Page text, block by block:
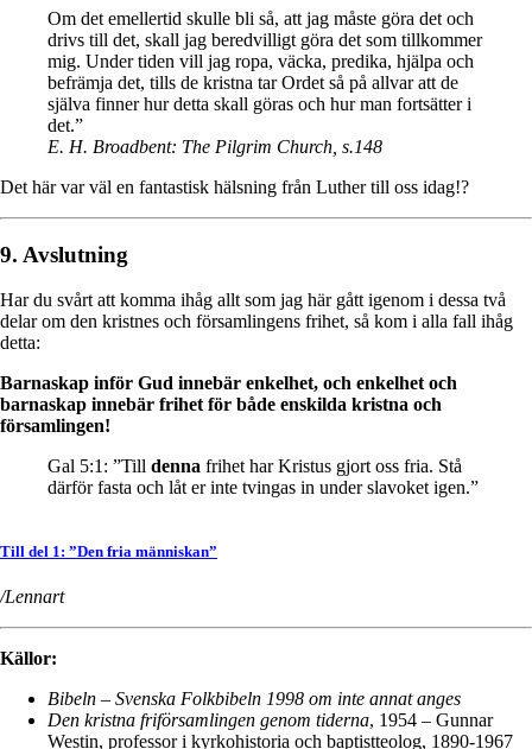
Om det emellertid skulle bli så, att jag måste göra det och
drivs till det, skall jag beredvilligt göra det som tillkommer
mig. Under tiden vill jag ropa, väcka, predika, hjälpa och
befrämja det, tills de kristna tar Ordet så på allvar att de
själva finner hur detta skall göras och hur man fortsätter i
det.”
E. H. Broadbent: The Pilgrim Church, s.148
Det här var väl en fantastisk hälsning från Luther till oss idag!?
9. Avslutning
Har du svårt att komma ihåg allt som jag här gått igenom i dessa två
delar om den kristnes och församlingens frihet, så kom i alla fall ihåg
detta:
Barnaskap inför Gud innebär enkelhet, och enkelhet och
barnaskap innebär frihet för både enskilda kristna och
församlingen!
Gal 5:1: ”Till denna frihet har Kristus gjort oss fria. Stå
därför fasta och låt er inte tvingas in under slavoket igen.”
Till del 1: ”Den fria människan”
/Lennart
Källor:
Bibeln – Svenska Folkbibeln 1998 om inte annat anges
Den kristna friförsamlingen genom tiderna, 1954 – Gunnar
Westin, professor i kyrkohistoria och baptistteolog, 1890-1967